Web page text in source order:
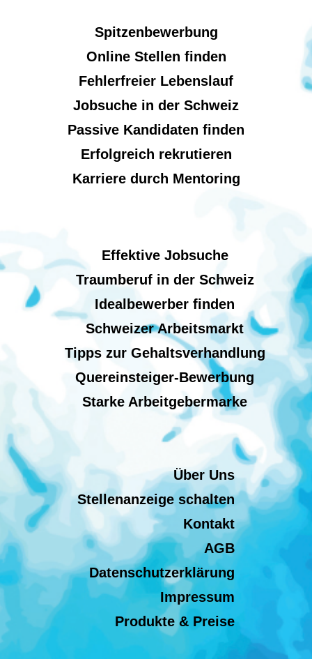
Spitzenbewerbung
Online Stellen finden
Fehlerfreier Lebenslauf
Jobsuche in der Schweiz
Passive Kandidaten finden
Erfolgreich rekrutieren
Karriere durch Mentoring
Effektive Jobsuche
Traumberuf in der Schweiz
Idealbewerber finden
Schweizer Arbeitsmarkt
Tipps zur Gehaltsverhandlung
Quereinsteiger-Bewerbung
Starke Arbeitgebermarke
Über Uns
Stellenanzeige schalten
Kontakt
AGB
Datenschutzerklärung
Impressum
Produkte & Preise